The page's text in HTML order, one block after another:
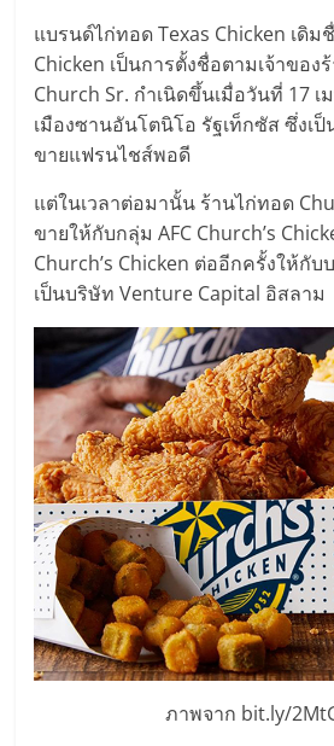
ไชส์,
รวม
แฟ
รน
ไชส์
ขาย
แฟ
รน
ไชส์
แฟ
แบรนด์ไก่ทอด Texas Chicken เดิม
Chicken เป็นการตั้งชื่อตามเจ้าของ
Church Sr. กำเนิดขึ้นเมื่อวันที่ 17 เ
เมืองซานอันโตนิโอ รัฐเท็กซัส ซึ่งเป็
ขายแฟรนไชส์พอดี
แต่ในเวลาต่อมานั้น ร้านไก่ทอด
ขายให้กับกลุ่ม AFC Church’s
Church’s Chicken ต่ออีกครั้งให้กั
เป็นบริษัท Venture Capital อิสลาม
ภาพจาก bit.ly/